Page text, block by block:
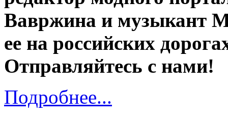
Вавржина и музыкант
ее на российских
Отправляйтесь с нами!
Подробнее...